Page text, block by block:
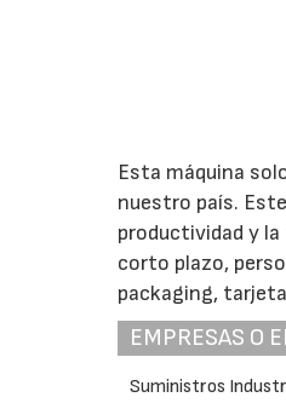
Esta máquina
nuestro país.
productividad y
corto plazo,
packaging,
EMPRESAS O
Suministros